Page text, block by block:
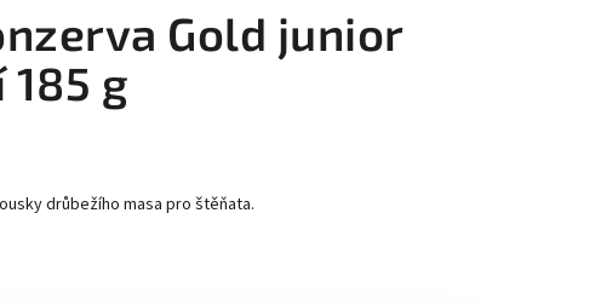
Gold junior
g
drůbežího masa pro štěňata.